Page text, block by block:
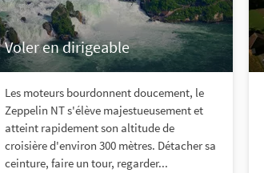
Voler en dirigeable
Les moteurs bourdonnent doucement, le
Zeppelin NT s'élève majestueusement et
atteint rapidement son altitude de
croisière d'environ 300 mètres. Détacher sa
ceinture, faire un tour, regarder...